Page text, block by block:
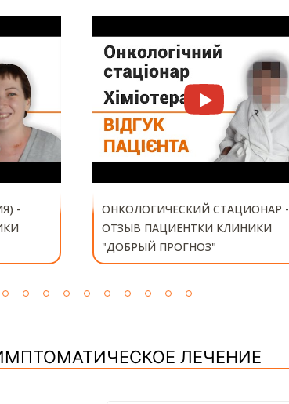
-
ОНКОЛОГИЧЕСКИЙ СТАЦИОНАР -
ОТЗЫВ ПАЦИЕНТКИ КЛИНИКИ
"ДОБРЫЙ ПРОГНОЗ"
ЛЕЧЕНИЕ